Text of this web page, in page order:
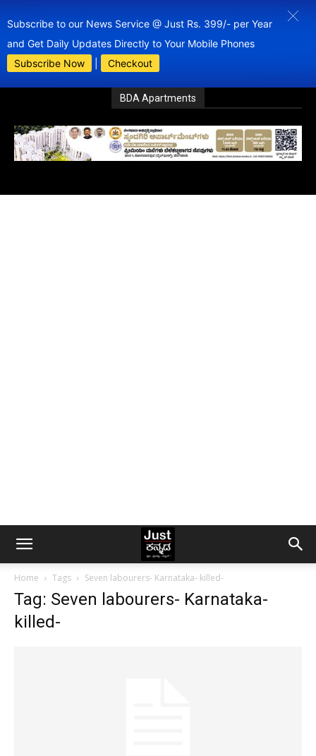
Subscribe to our News Service @ Just Rs. 399/- per Year
and Get Daily Updates Directly to Your Mobile Phones
Subscribe Now
Checkout
BDA Apartments
Home Tags Seven labourers- Karnataka- killed-
Tag: Seven labourers- Karnataka-
killed-